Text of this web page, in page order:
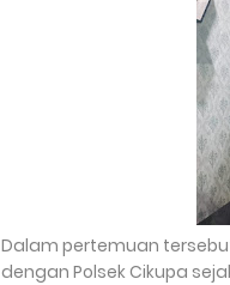
Dalam pertemuan
dengan Polsek Cikupa